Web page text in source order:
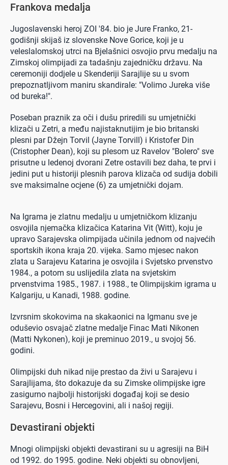
Frankova medalja
Jugoslavenski heroj ZOI '84. bio je Jure Franko, 21-
godišnji skijaš iz slovenske Nove Gorice, koji je u
veleslalomskoj utrci na Bjelašnici osvojio prvu medalju na
Zimskoj olimpijadi za tadašnju zajedničku državu. Na
ceremoniji dodjele u Skenderiji Sarajlije su u svom
prepoznatljivom maniru skandirale: "Volimo Jureka više
od bureka!".
Poseban praznik za oči i dušu priredili su umjetnički
klizači u Zetri, a među najistaknutijim je bio britanski
plesni par Džejn Torvil (Jayne Torvill) i Kristofer Din
(Cristopher Dean), koji su plesom uz Ravelov "Bolero" sve
prisutne u ledenoj dvorani Zetre ostavili bez daha, te prvi i
jedini put u historiji plesnih parova klizača od sudija dobili
sve maksimalne ocjene (6) za umjetnički dojam.
Na Igrama je zlatnu medalju u umjetničkom klizanju
osvojila njemačka klizačica Katarina Vit (Witt), koju je
upravo Sarajevska olimpijada učinila jednom od najvećih
sportskih ikona kraja 20. vijeka. Samo mjesec nakon
zlata u Sarajevu Katarina je osvojila i Svjetsko prvenstvo
1984., a potom su uslijedila zlata na svjetskim
prvenstvima 1985., 1987. i 1988., te Olimpijskim igrama u
Kalgariju, u Kanadi, 1988. godine.
Izvrsnim skokovima na skakaonici na Igmanu sve je
oduševio osvajač zlatne medalje Finac Mati Nikonen
(Matti Nykonen), koji je preminuo 2019., u svojoj 56.
godini.
Olimpijski duh nikad nije prestao da živi u Sarajevu i
Sarajlijama, što dokazuje da su Zimske olimpijske igre
zasigurno najbolji historijski događaj koji se desio
Sarajevu, Bosni i Hercegovini, ali i našoj regiji.
Devastirani objekti
Mnogi olimpijski objekti devastirani su u agresiji na BiH
od 1992. do 1995. godine. Neki objekti su obnovljeni,